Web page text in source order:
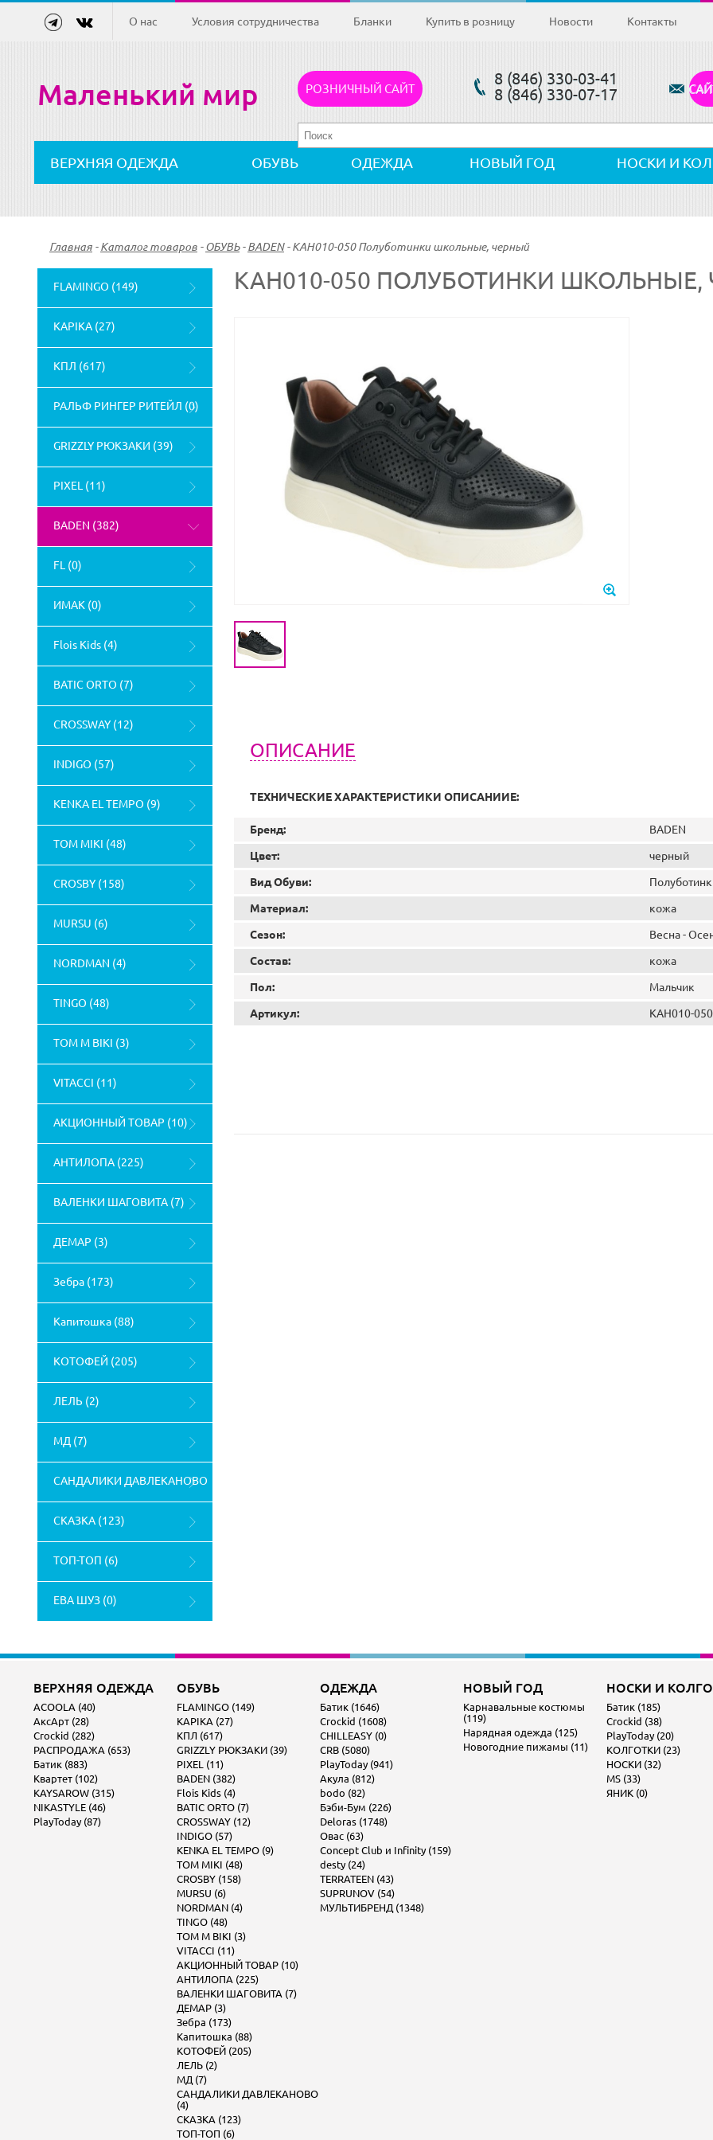
О нас Условия сотрудничества Бланки Купить в розницу Новости Контакты
Маленький мир РОЗНИЧНЫЙ САЙТ
8 (846) 330-03-41
8 (846) 330-07-17
ВЕРХНЯЯ ОДЕЖДА ОБУВЬ ОДЕЖДА НОВЫЙ ГОД НОСКИ И
Главная - Каталог товаров - ОБУВЬ - BADEN - KAH010-050 Полуботинки школьные, черный
FLAMINGO (149)
KAPIKA (27)
КПЛ (617)
РАЛЬФ РИНГЕР РИТЕЙЛ (0)
GRIZZLY РЮКЗАКИ (39)
PIXEL (11)
BADEN (382)
FL (0)
ИМАК (0)
Flois Kids (4)
BATIC ORTO (7)
CROSSWAY (12)
INDIGO (57)
KENKA EL TEMPO (9)
TOM MIKI (48)
CROSBY (158)
MURSU (6)
NORDMAN (4)
TINGO (48)
TOM M BIKI (3)
VITACCI (11)
АКЦИОННЫЙ ТОВАР (10)
АНТИЛОПА (225)
ВАЛЕНКИ ШАГОВИТА (7)
ДЕМАР (3)
Зебра (173)
Капитошка (88)
КОТОФЕЙ (205)
ЛЕЛЬ (2)
МД (7)
САНДАЛИКИ ДАВЛЕКАНОВО
(4)
СКАЗКА (123)
ТОП-ТОП (6)
ЕВА ШУЗ (0)
KAH010-050 ПОЛУБОТИНКИ
ОПИСАНИЕ
ТЕХНИЧЕСКИЕ ХАРАКТЕРИСТИКИ ОПИСАНИИЕ:
Бренд: BADEN
Цвет: черный
Вид Обуви:
Материал: кожа
Сезон: Весна -
Состав: кожа
Пол: Мальчик
Артикул: KAH010-050
ВЕРХНЯЯ ОДЕЖДА
ACOOLA (40)
АксАрт (28)
Crockid (282)
РАСПРОДАЖА (653)
Батик (883)
Квартет (102)
KAYSAROW (315)
NIKASTYLE (46)
PlayToday (87)
ОБУВЬ
FLAMINGO (149)
KAPIKA (27)
КПЛ (617)
GRIZZLY РЮКЗАКИ (39)
PIXEL (11)
BADEN (382)
Flois Kids (4)
BATIC ORTO (7)
CROSSWAY (12)
INDIGO (57)
KENKA EL TEMPO (9)
TOM MIKI (48)
CROSBY (158)
MURSU (6)
NORDMAN (4)
TINGO (48)
TOM M BIKI (3)
VITACCI (11)
АКЦИОННЫЙ ТОВАР (10)
АНТИЛОПА (225)
ВАЛЕНКИ ШАГОВИТА (7)
ДЕМАР (3)
Зебра (173)
Капитошка (88)
КОТОФЕЙ (205)
ЛЕЛЬ (2)
МД (7)
САНДАЛИКИ ДАВЛЕКАНОВО
(4)
СКАЗКА (123)
ТОП-ТОП (6)
ОДЕЖДА
Батик (1646)
Crockid (1608)
CHILLEASY (0)
CRB (5080)
PlayToday (941)
Акула (812)
bodo (82)
Бэби-Бум (226)
Deloras (1748)
Овас (63)
Concept Club и Infinity (159)
desty (24)
TERRATEEN (43)
SUPRUNOV (54)
МУЛЬТИБРЕНД (1348)
НОВЫЙ ГОД
Карнавальные костюмы
(119)
Нарядная одежда (125)
Новогодние пижамы (11)
НОСКИ И
Батик (185)
Crockid (38)
PlayToday (20)
КОЛГОТКИ (23)
НОСКИ (32)
MS (33)
ЯНИК (0)